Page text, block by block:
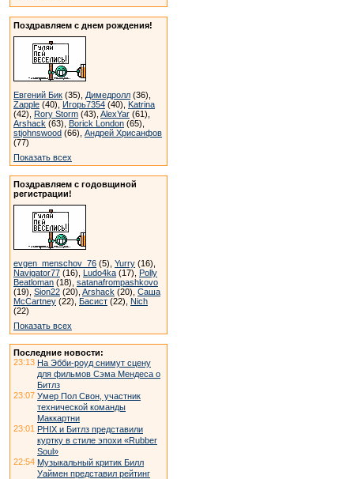
Поздравляем с днем рождения!
Евгений Бик (35), Димедролл (36),
Zapple (40), Игорь7354 (40), Katrina
(42), Rory Storm (43), AlexYar (61),
Arshack (63), Borick London (65),
stjohnswood (66), Андрей Хрисанфов
(77)
Показать всех
Поздравляем с годовщиной
регистрации!
evgen_menschov_76 (5), Yurry (16),
Navigator77 (16), Ludo4ka (17), Polly
Beatloman (18), satanafrompashkovo
(19), Sion22 (20), Arshack (20), Саша
McCartney (22), Басист (22), Nich
(22)
Показать всех
Последние новости:
23:13 На Эбби-роуд снимут сцену
для фильмов Сэма Мендеса о
Битлз
23:07 Умер Пол Свон, участник
технической команды
Маккартни
23:01 PHIX и Битлз представили
куртку в стиле эпохи «Rubber
Soul»
22:54 Музыкальный критик Билл
Уаймен представил рейтинг